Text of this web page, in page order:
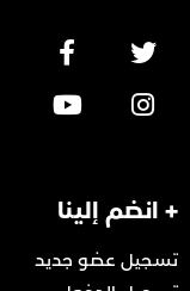
+ انضم إلينا
تسجيل عضو جديد